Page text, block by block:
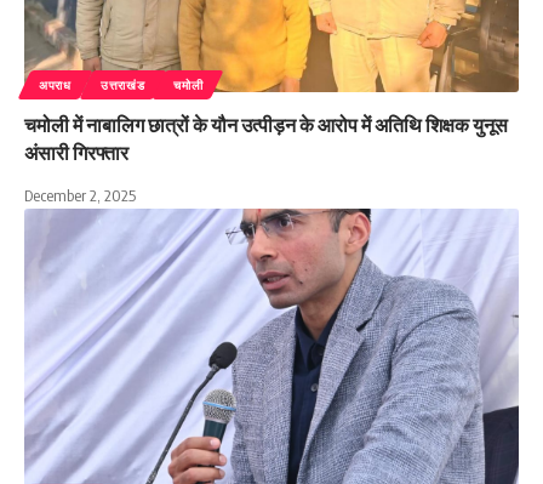
अपराध उत्तराखंड चमोली
चमोली में नाबालिग छात्रों के यौन उत्पीड़न के आरोप में अतिथि शिक्षक युनूस
अंसारी गिरफ्तार
December 2, 2025